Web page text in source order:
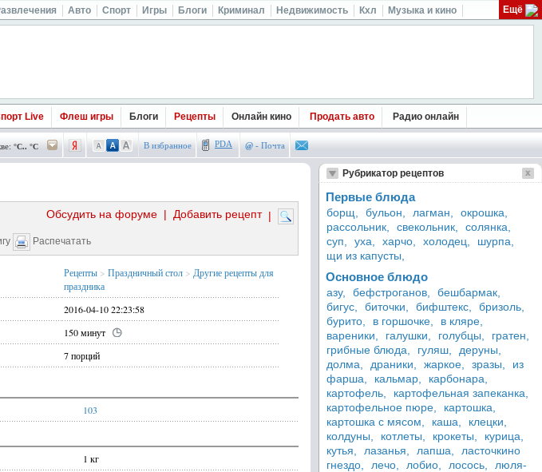
Авто Спорт Игры Блоги Криминал Недвижимость Кхл Музыка и кино Ещё
Live Флеш игры Блоги Рецепты Онлайн кино Продать авто Радио онлайн
°C.. °C В избранное PDA @ - Почта
|
Добавить рецепт
|
Обсудить на форуме
Распечатать
Рецепты > Праздничный стол > Другие рецепты для
праздника
2016-04-10 22:23:58
150 минут
7 порций
103
1 кг
Рубрикатор рецептов
Первые блюда
борщ, бульон, лагман,
окрошка,
рассольник,
свекольник,
солянка,
суп,
уха, харчо, холодец,
шурпа,
щи из капусты,
Основное блюдо
азу, бефстроганов,
бешбармак,
бигус,
биточки, бифштекс,
бризоль,
бурито,
в горшочке,
в кляре,
вареники,
галушки, голубцы,
гратен,
грибные блюда,
гуляш,
деруны,
долма,
драники, жаркое, зразы,
из
фарша,
кальмар,
карбонара,
картофель,
картофельная запеканка,
картофельное пюре,
картошка,
картошка с мясом,
каша,
клецки,
колдуны,
котлеты, крокеты,
курица,
кутья,
лазанья, лапша,
ласточкино
гнездо,
лечо, лобио, лосось,
люля-